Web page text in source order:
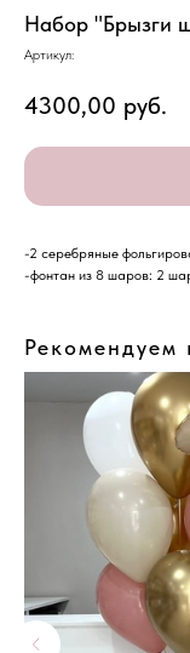
Набор "Брызги
Артикул:
4300,00 руб.
-2 серебряные
-фонтан из 8 шаров: 2
Рекомендуем